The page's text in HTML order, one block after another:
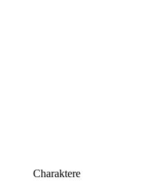
Charaktere